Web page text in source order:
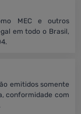
MEC e outros
em todo o Brasil,
emitidos somente
conformidade com